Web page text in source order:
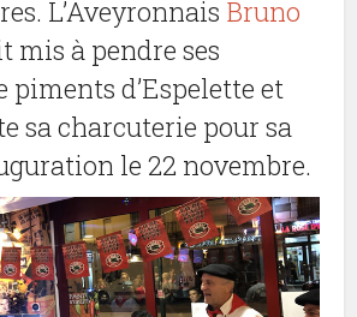
L’Aveyronnais Bruno
mis à pendre ses
piments d’Espelette et
sa charcuterie pour sa
le 22 novembre.